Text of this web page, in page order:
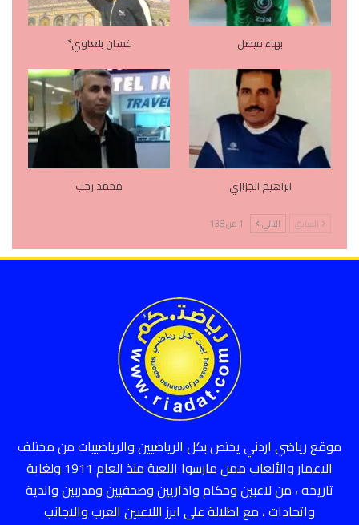
بهاء فيصل غسان بلعاوي*
ابراهيم الجزازي محمد رجب
السابق التالي 1 من 138
موقع رياضي اردني يختص بكل الرياضيين والرياضييات من مختلف
الاعمار والألعاب ممن مارسوا اللعبة منذ العام 1911 ولغاية
تاريخه ، من لاعبين وحكام واداريين وصحفيين ومدربين واندية
واتحادات ، مع اطلالة على ابرز اللاعبين العرب والاجانب